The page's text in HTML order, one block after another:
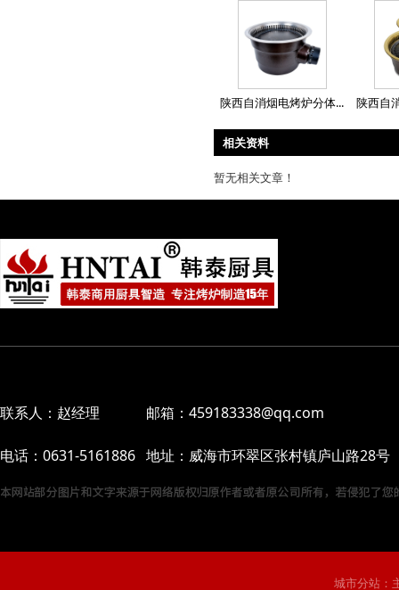
陕西自消烟电烤炉分体... 陕西自
相关资料
暂无相关文章！
联系人：赵经理 邮箱：459183338@qq.com
电话：0631-5161886 地址：威海市环翠区张村镇庐山路28号
城市分站：